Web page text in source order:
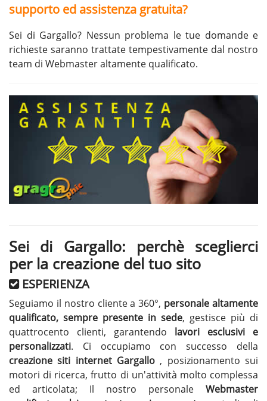
supporto ed assistenza gratuita?
Sei di Gargallo? Nessun problema le tue domande e
richieste saranno trattate tempestivamente dal nostro
team di Webmaster altamente qualificato.
Sei di Gargallo: perchè sceglierci
per la creazione del tuo sito
ESPERIENZA
Seguiamo il nostro cliente a 360°, personale altamente
qualificato, sempre presente in sede, gestisce più di
quattrocento clienti, garantendo lavori esclusivi e
personalizzati. Ci occupiamo con successo della
creazione siti internet Gargallo , posizionamento sui
motori di ricerca, frutto di un'attività molto complessa
ed articolata; Il nostro personale Webmaster